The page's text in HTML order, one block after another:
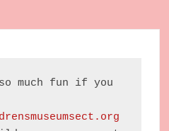
much fun if you